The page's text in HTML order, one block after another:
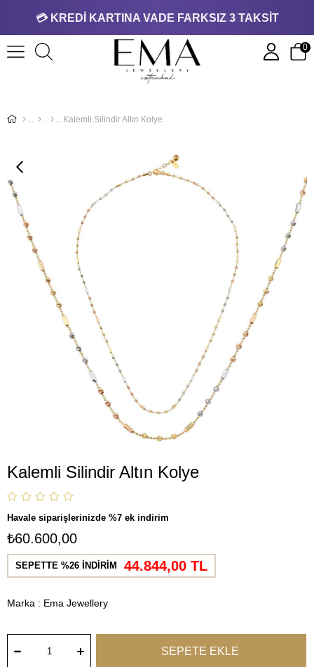
💳 KREDİ KARTINA VADE FARKSIZ 3 TAKSİT
0
Kalemli Silindir Altın Kolye
Kalemli Silindir Altın Kolye
Havale siparişlerinizde %7 ek indirim
₺60.600,00
SEPETTE %26 İNDİRİM 44.844,00 TL
Marka : Ema Jewellery